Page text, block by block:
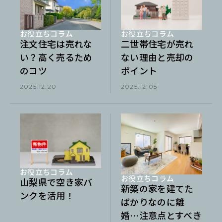
お役立ちコラム
注文住宅は売れな
い？高く売るため
のコツ
2025.12.20
お役立ちコラム
二世帯住宅が売れ
ない理由と売却の
ポイント
2025.12.05
お役立ちコラム
山梨県で空き家バ
ンクを活用！
お役立ちコラム
新築の家を建てた
ばかりなのに離
婚…注意点とすべき